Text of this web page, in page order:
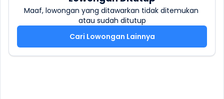
Maaf, lowongan yang ditawarkan tidak ditemukan
atau sudah ditutup
Cari Lowongan Lainnya